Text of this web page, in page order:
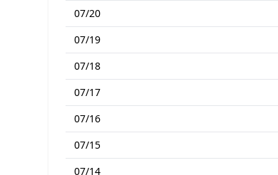
07/20
07/19
07/18
07/17
07/16
07/15
07/14